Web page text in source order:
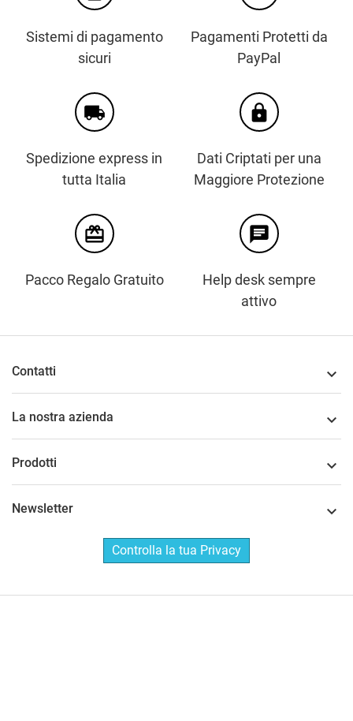
Sistemi di pagamento
sicuri
Pagamenti Protetti da
PayPal
local_shipping
Spedizione express in
tutta Italia
https
Dati Criptati per una
Maggiore Protezione
card_giftcard
Pacco Regalo Gratuito
chat
Help desk sempre
attivo
Contatti 
La nostra azienda 
Prodotti 
Newsletter 
Controlla la tua Privacy